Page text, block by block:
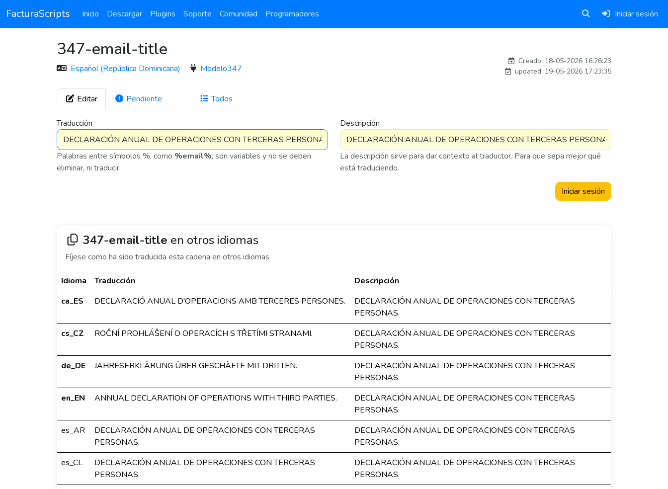
FacturaScripts Inicio Descargar Plugins Soporte Comunidad Programadores Iniciar sesión
347-email-title
Español (República Dominicana) Modelo347
Creado: 18-05-2026 16:26:23
updated: 19-05-2026 17:23:35
Editar Pendiente Todos
Traducción
Palabras entre símbolos %, como %email%, son variables y no se deben
eliminar, ni traducir.
Descripción
La descripción sirve para dar contexto al traductor. Para que sepa mejor qué
está traduciendo.
Iniciar sesión
347-email-title en otros idiomas
Fíjese como ha sido traducida esta cadena en otros idiomas.
Idioma Traducción
Descripción
ca_ES
DECLARACIÓ ANUAL D'OPERACIONS AMB TERCERES PERSONES.
DECLARACIÓN ANUAL DE OPERACIONES CON TERCERAS
PERSONAS.
cs_CZ
ROČNÍ PROHLÁŠENÍ O OPERACÍCH S TŘETÍMI STRANAMI.
DECLARACIÓN ANUAL DE OPERACIONES CON TERCERAS
PERSONAS.
de_DE
JAHRESERKLÄRUNG ÜBER GESCHÄFTE MIT DRITTEN.
DECLARACIÓN ANUAL DE OPERACIONES CON TERCERAS
PERSONAS.
en_EN
ANNUAL DECLARATION OF OPERATIONS WITH THIRD PARTIES.
DECLARACIÓN ANUAL DE OPERACIONES CON TERCERAS
PERSONAS.
es_AR
DECLARACIÓN ANUAL DE OPERACIONES CON TERCERAS
PERSONAS.
DECLARACIÓN ANUAL DE OPERACIONES CON TERCERAS
PERSONAS.
es_CL
DECLARACIÓN ANUAL DE OPERACIONES CON TERCERAS
PERSONAS.
DECLARACIÓN ANUAL DE OPERACIONES CON TERCERAS
PERSONAS.